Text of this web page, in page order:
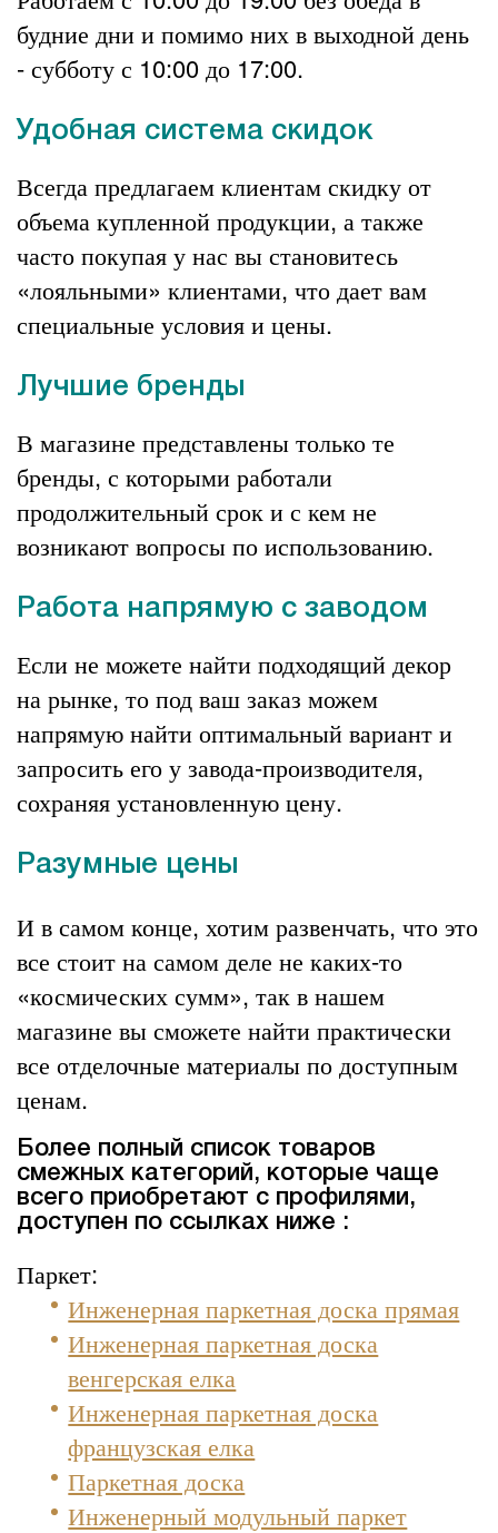
будние дни и помимо них в выходной день
- субботу с 10:00 до 17:00.
Удобная система скидок
Всегда предлагаем клиентам скидку от
объема купленной продукции, а также
часто покупая у нас вы становитесь
«лояльными» клиентами, что дает вам
специальные условия и цены.
Лучшие бренды
В магазине представлены только те
бренды, с которыми работали
продолжительный срок и с кем не
возникают вопросы по использованию.
Работа напрямую с заводом
Если не можете найти подходящий декор
на рынке, то под ваш заказ можем
напрямую найти оптимальный вариант и
запросить его у завода-производителя,
сохраняя установленную цену.
Разумные цены
И в самом конце, хотим развенчать, что это
все стоит на самом деле не каких-то
«космических сумм», так в нашем
магазине вы сможете найти практически
все отделочные материалыпо доступным
ценам.
Более полный список товаров
смежных категорий, которые чаще
всего приобретают с профилями,
доступен по ссылках ниже :
Паркет:
Инженерная паркетная доска прямая
Инженерная паркетная доска
венгерская елка
Инженерная паркетная доска
французская елка
Паркетная доска
Инженерный модульный паркет